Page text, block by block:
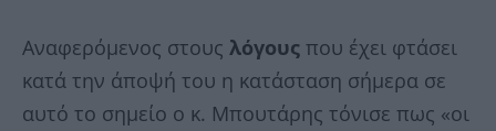
Αναφερόμενος στους λόγους που έχει φτάσει
κατά την άποψή του η κατάσταση σήμερα σε
αυτό το σημείο ο κ. Μπουτάρης τόνισε πως «οι